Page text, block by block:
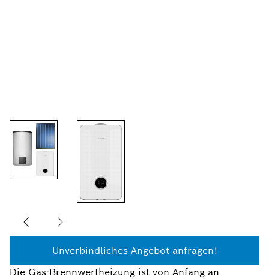
Unverbindliches Angebot anfragen!
Die Gas-Brennwertheizung ist von Anfang an